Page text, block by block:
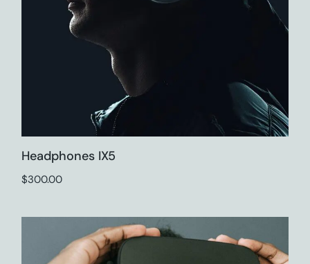
Headphones IX5
$300.00